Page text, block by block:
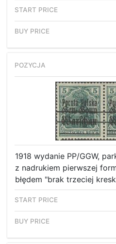
1918 wydanie PP/GGW,
z nadrukiem pierwszej
błędem "brak trzeciej